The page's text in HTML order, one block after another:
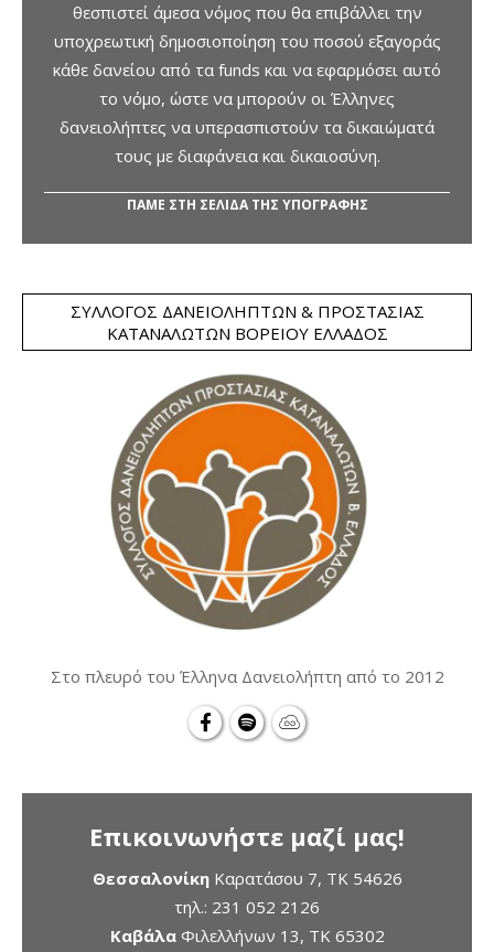
θεσπιστεί άμεσα νόμος που θα επιβάλλει την
υποχρεωτική δημοσιοποίηση του ποσού εξαγοράς
κάθε δανείου από τα funds και να εφαρμόσει αυτό
το νόμο, ώστε να μπορούν οι Έλληνες
δανειολήπτες να υπερασπιστούν τα δικαιώματά
τους με διαφάνεια και δικαιοσύνη.
ΠΑΜΕ ΣΤΗ ΣΕΛΙΔΑ ΤΗΣ ΥΠΟΓΡΑΦΗΣ
ΣΎΛΛΟΓΟΣ ΔΑΝΕΙΟΛΗΠΤΏΝ & ΠΡΟΣΤΑΣΊΑΣ
ΚΑΤΑΝΑΛΩΤΏΝ ΒΟΡΕΊΟΥ ΕΛΛΆΔΟΣ
Στο πλευρό του Έλληνα Δανειολήπτη από το 2012
Επικοινωνήστε μαζί μας!
ΘεσσαλονίκηΚαρατάσου 7, TK 54626
τηλ.: 231 052 2126
ΚαβάλαΦιλελλήνων 13, ΤΚ 65302